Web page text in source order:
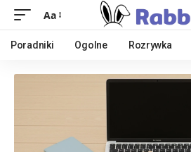
Aa
Poradniki Ogolne Rozrywka